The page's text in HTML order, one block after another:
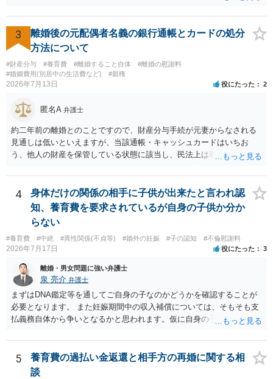
性的関係を継続しているのであれば、その期間や回数が分かる資料は
できるだけ保存しておくことをお勧めいたします。 他方、「夫に不貞
がある＝財産分与でも多くもらえる」「当然に親権を取得できる」と
中に形成した財産を清算する制度ですので、不貞行為の有無とは別
に、預貯金、不動産、保険、退職金等の資料を確保しておくことが重
「どのような形がお子様の利益になるか」という観点です。そのた
め、未就学のお子様について貴方が主として養育しているのであれ
ば、保育園等への送迎、食事・入浴・寝かしつけ等の日常的な育児、
通院や予防接種への対応、保育園との連絡、夫婦それぞれの勤務状
況、別居後にどのような養育環境を用意できるかといった、これまで
養育費については、離婚後も父母双方がそれぞれの収入に応じて負担
するのが原則となります。
3
離婚後の元配偶者名義の銀行通帳とカードの処分
方法について
#財産分与 #養育費 #離婚すること自体
#離婚の慰謝料
#婚姻費用(別居中の生活費など)
#親権
2026年7月13日 役にたった 2
匿名A 弁護士
約二年前の離婚とのことですので、財産分与手続が元妻からなされる
見通しは低いといえますが、当該通帳・キャッシュカードはいちお
う、他人の財産を保管している状態に該当し、民法上は事務管理（597
えにくくとも、表だってのお答えとしては元妻の了解なく処分するこ
とはできないというお答えになってしまいます。
4
身体だけの関係の相手に子供が出来たと言われ認
知、養育費を要求されているが自身の子供か分か
らない
#養育費 #中絶 #異性関係(不貞等) #婚外の妊娠 #子の認知 #不倫慰謝料
2026年7月17日 役にたった 3
離婚・男女問題に強い弁護士
泉 亮介 弁護士
まずはDNA鑑定等を通してご自身の子なのかどうかを確認することが
必要となります。 また妊娠期間中の収入補償については、そもそも支
払義務自体から争いとなるかと思われます。仮に自身の子であったと
相手に弁護士がついているということであれば、依頼をするかしない
かは別として一度ご自身も個別に弁護士に相談をされたほうが良いで
しょう。
5
養育費の過払い金返還と相手方の再婚に関する相
談